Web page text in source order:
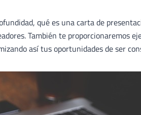
qué es una carta de
También te proporcionaremos
así tus oportunidades de ser